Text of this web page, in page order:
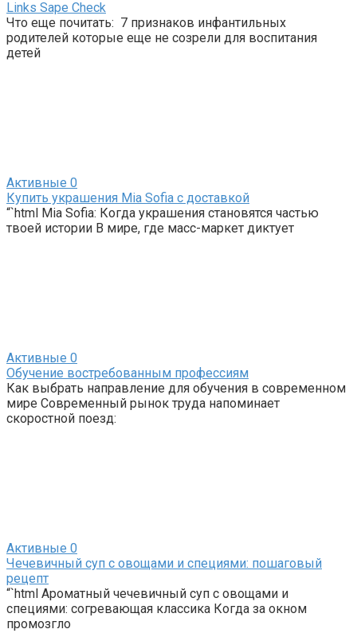
Links Sape Check
Что еще почитать: 7 признаков инфантильных
родителей которые еще не созрели для воспитания
детей
Активные 0
Купить украшения Mia Sofia с доставкой
“`html Mia Sofia: Когда украшения становятся частью
твоей истории В мире, где масс-маркет диктует
Активные 0
Обучение востребованным профессиям
Как выбрать направление для обучения в современном
мире Современный рынок труда напоминает
скоростной поезд:
Активные 0
Чечевичный суп с овощами и специями: пошаговый
рецепт
“`html Ароматный чечевичный суп с овощами и
специями: согревающая классика Когда за окном
промозгло